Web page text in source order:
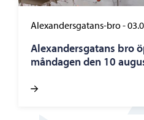
Alexandersgatans-bro-
Alexandersgatans bro
måndagen den 10